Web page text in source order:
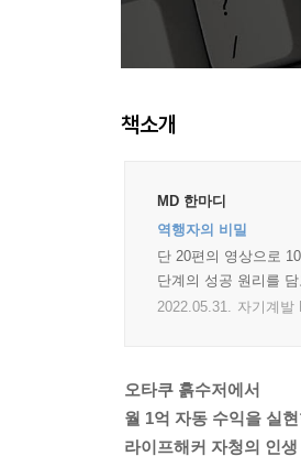
책소개
MD 한마디
역행자의 비밀
단 20편의 영상으로
단계의 성공 원리를
2022.05.31. 자기계발
오타쿠 흙수저에서
월 1억 자동 수익을 실
라이프해커 자청의 인